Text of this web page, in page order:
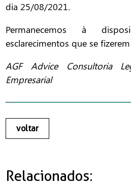
dia 25/08/2021.
Permanecemos à
esclarecimentos que se
AGF Advice Consultoria
Empresarial
voltar
Relacionados: